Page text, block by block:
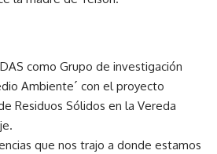
como Grupo de investigación
Ambiente´ con el proyecto
Residuos Sólidos en la Vereda
que nos trajo a donde estamos